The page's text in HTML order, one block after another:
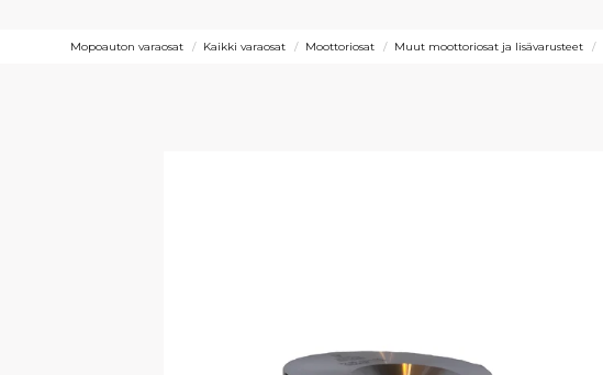
Mopoauton varaosat Kaikki varaosat Moottoriosat Muut moottoriosat ja lisävarusteet